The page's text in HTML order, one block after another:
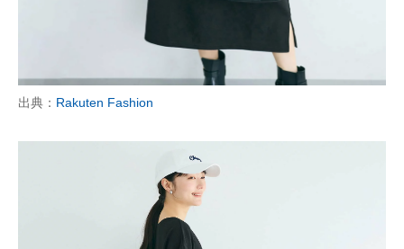
出典： Rakuten Fashion